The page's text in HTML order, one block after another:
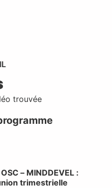
trouvée
– MINDDEVEL :
trimestrielle